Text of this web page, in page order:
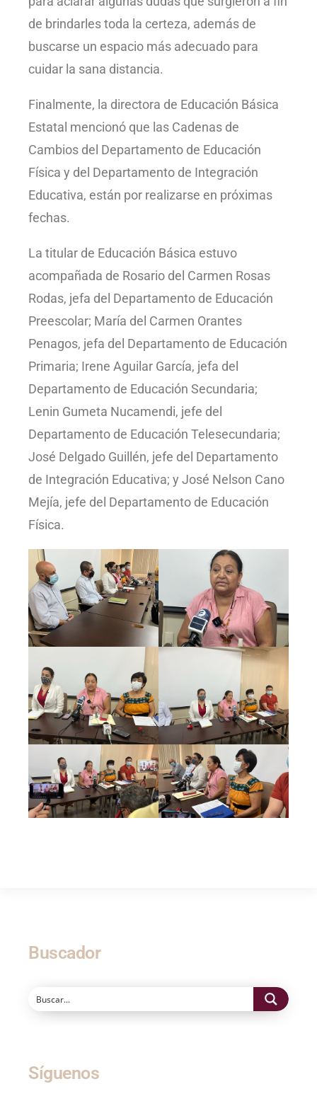
de brindarles toda la certeza, además de
buscarse un espacio más adecuado para
cuidar la sana distancia.
Finalmente, la directora de Educación Básica
Estatal mencionó que las Cadenas de
Cambios del Departamento de Educación
Física y del Departamento de Integración
Educativa, están por realizarse en próximas
fechas.
La titular de Educación Básica estuvo
acompañada de Rosario del Carmen Rosas
Rodas, jefa del Departamento de Educación
Preescolar; María del Carmen Orantes
Penagos, jefa del Departamento de Educación
Primaria; Irene Aguilar García, jefa del
Departamento de Educación Secundaria;
Lenin Gumeta Nucamendi, jefe del
Departamento de Educación Telesecundaria;
José Delgado Guillén, jefe del Departamento
de Integración Educativa; y José Nelson Cano
Mejía, jefe del Departamento de Educación
Física.
Buscador
Síguenos